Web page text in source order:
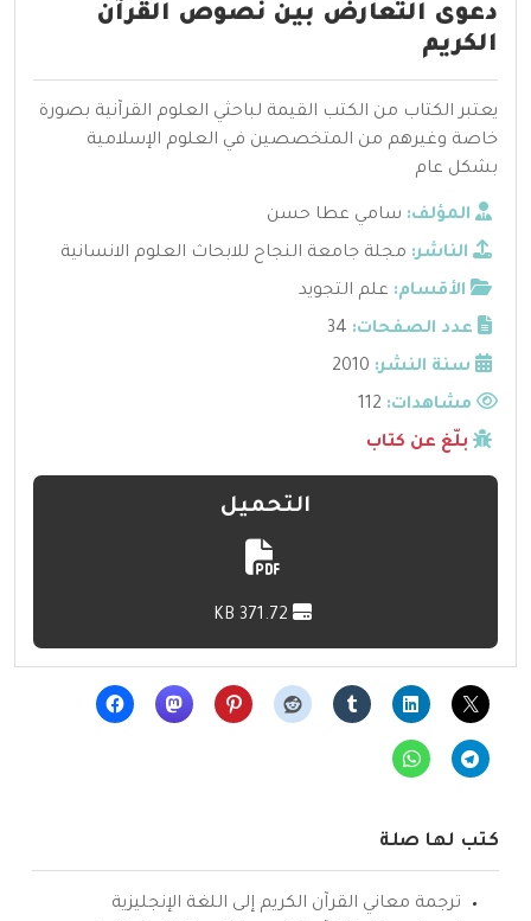
دعوى التعارض بين نصوص القرآن
الكريم
يعتبر الكتاب من الكتب القيمة لباحثي العلوم القرآنية بصورة
خاصة وغيرهم من المتخصصين في العلوم الإسلامية
بشكل عام
المؤلف: سامي عطا حسن
الناشر: مجلة جامعة النجاح للابحاث العلوم الانسانية
الأقسام: علم التجويد
عدد الصفحات: 34
سنة النشر: 2010
مشاهدات:
بلّغ عن كتاب
التحميل
كتب لها صلة
ترجمة معاني القرآن الكريم إلى اللغة الإنجليزية